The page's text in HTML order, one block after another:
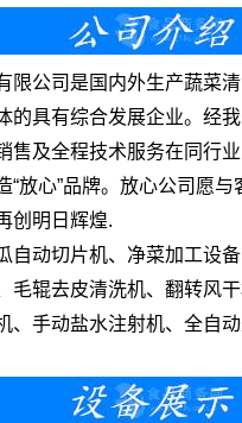
限公司是国内外生产蔬菜
的具有综合发展企业。经
售及全程技术服务在同行
“放心”品牌。放心公司愿
创明日辉煌.
自动切片机、净菜加工设
毛辊去皮清洗机、翻转风
、手动盐水注射机、全自